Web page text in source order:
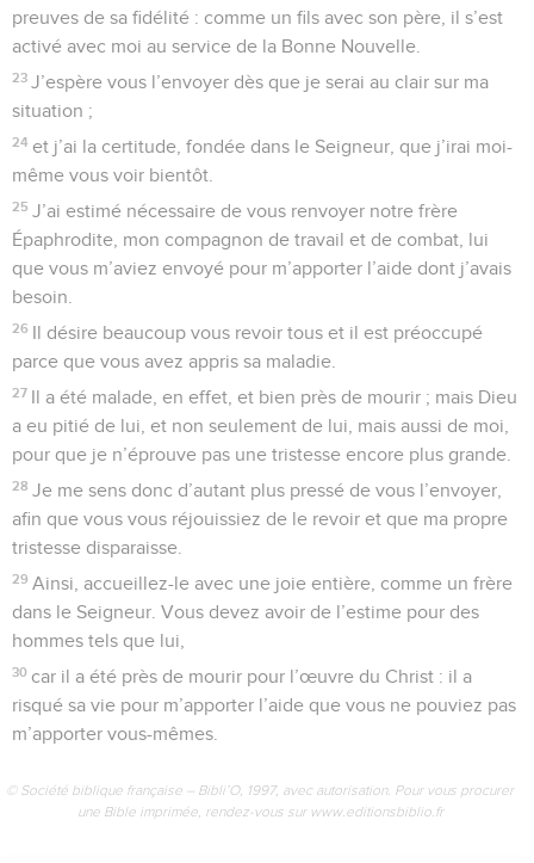
preuves de sa fidélité : comme un fils avec son père, il s’est
activé avec moi au service de la Bonne Nouvelle.
23 J’espère vous l’envoyer dès que je serai au clair sur ma
situation ;
24 et j’ai la certitude, fondée dans le Seigneur, que j’irai moi-
même vous voir bientôt.
25 J’ai estimé nécessaire de vous renvoyer notre frère
Épaphrodite, mon compagnon de travail et de combat, lui
que vous m’aviez envoyé pour m’apporter l’aide dont j’avais
besoin.
26 Il désire beaucoup vous revoir tous et il est préoccupé
parce que vous avez appris sa maladie.
27 Il a été malade, en effet, et bien près de mourir ; mais Dieu
a eu pitié de lui, et non seulement de lui, mais aussi de moi,
pour que je n’éprouve pas une tristesse encore plus grande.
28 Je me sens donc d’autant plus pressé de vous l’envoyer,
afin que vous vous réjouissiez de le revoir et que ma propre
tristesse disparaisse.
29 Ainsi, accueillez-le avec une joie entière, comme un frère
dans le Seigneur. Vous devez avoir de l’estime pour des
hommes tels que lui,
30 car il a été près de mourir pour l’œuvre du Christ : il a
risqué sa vie pour m’apporter l’aide que vous ne pouviez pas
m’apporter vous-mêmes.
© Société biblique française – Bibli’O, 1997, avec autorisation. Pour vous procurer
une Bible imprimée, rendez-vous sur www.editionsbiblio.fr